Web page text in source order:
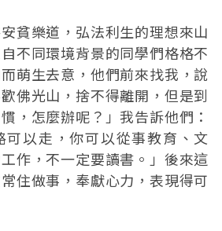
貧樂道，弘法利生的理想來山
不同環境背景的同學們格格不
萌生去意，他們前來找我，說
佛光山，捨不得離開，但是到
，怎麼辦呢？」我告訴他們：
可以走，你可以從事教育、文
作，不一定要讀書。」後來這
住做事，奉獻心力，表現得可